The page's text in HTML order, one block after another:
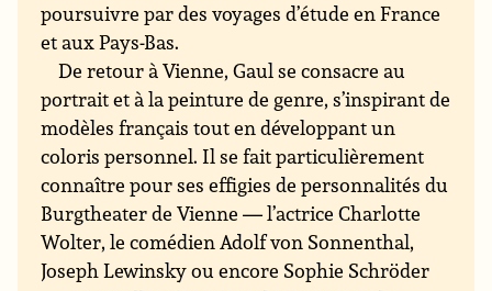
poursuivre par des voyages d’étude en France
et aux Pays-Bas.
De retour à Vienne, Gaul se consacre au
portrait et à la peinture de genre, s’inspirant de
modèles français tout en développant un
coloris personnel. Il se fait particulièrement
connaître pour ses effigies de personnalités du
Burgtheater de Vienne — l’actrice Charlotte
Wolter, le comédien Adolf von Sonnenthal,
Joseph Lewinsky ou encore Sophie Schröder